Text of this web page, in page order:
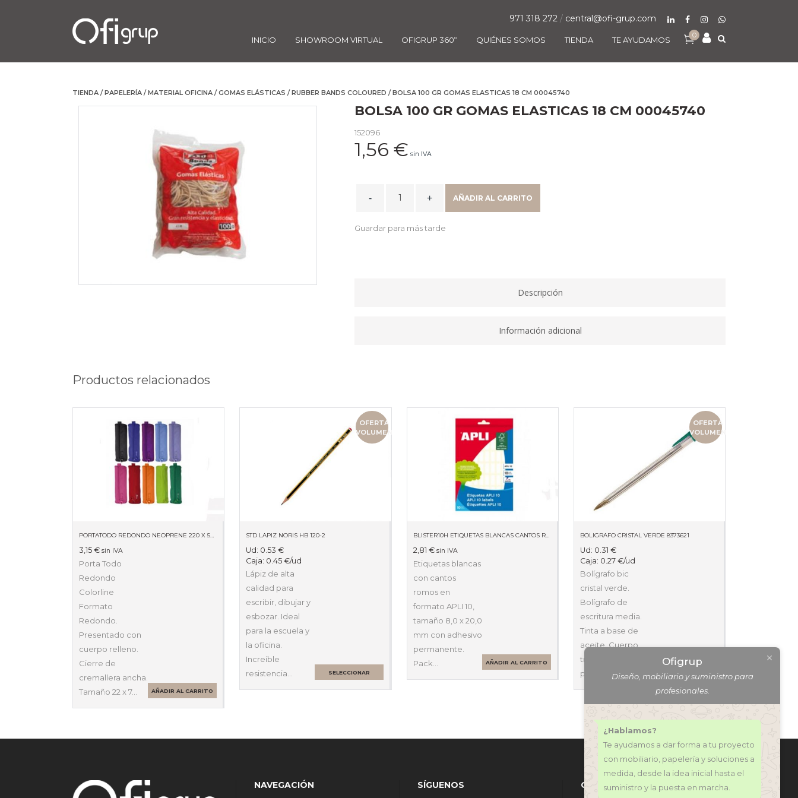
0
INICIO SHOWROOM VIRTUAL OFIGRUP 360º QUIÉNES SOMOS TIENDA TE AYUDAMOS
971 318 272 / central@ofi-grup.com
TIENDA /PAPELERÍA /MATERIAL OFICINA /GOMAS ELÁSTICAS /RUBBER BANDS COLOURED / BOLSA 100 GR GOMAS ELASTICAS 18 CM 00045740
BOLSA 100 GR GOMAS ELASTICAS 18 CM 00045740
152096
1,56 € sin IVA
GOMAS
AÑADIR AL CARRITO
Guardar para más tarde
Descripción
Información adicional
Productos relacionados
PORTATODO REDONDO NEOPRENE 220 X 50 X 50 59511
3,15 € sin IVA
Porta Todo
Redondo
Colorline
Formato
Redondo.
Presentado con
cuerpo relleno.
Cierre de
cremallera ancha.
Tamaño 22 x 7…
AÑADIR AL CARRITO
OFERTA
VOLUMEN
STD LAPIZ NORIS HB 120-2
Ud: 0.53€
Caja: 0.45€/ud
Lápiz de alta
calidad para
escribir, dibujar y
esbozar. Ideal
para la escuela y
la oficina.
Increíble
resistencia…
SELECCIONAR
BLISTER10H ETIQUETAS BLANCAS CANTOS ROMOS 8 X 20MM 01633
2,81 € sin IVA
Etiquetas blancas
con cantos
romos en
formato APLI 10,
tamaño 8,0 x 20,0
mm con adhesivo
permanente.
Pack…
AÑADIR AL CARRITO
OFERTA
VOLUMEN
BOLIGRAFO CRISTAL VERDE 8373621
Ud: 0.31 €
Caja: 0.27 €/ud
Bolígrafo bic
cristal verde.
Bolígrafo de
escritura media.
Tinta a base de
aceite. Cuerpo
transparente que
permite ver…
SELECCIONAR
OPCIONES
NAVEGACIÓN SÍGUENOS CONTÁCTANOS
Ofigrup
Diseño, mobiliario y suministro para
profesionales.
¿Hablamos?
Te ayudamos a dar forma a tu proyecto
con mobiliario, papelería y soluciones a
medida, desde la idea inicial hasta el
suministro y la puesta en marcha.